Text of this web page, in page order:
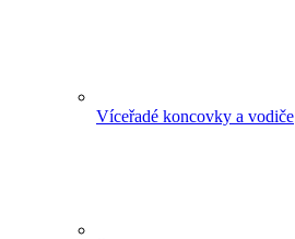
Víceřadé koncovky a vodiče